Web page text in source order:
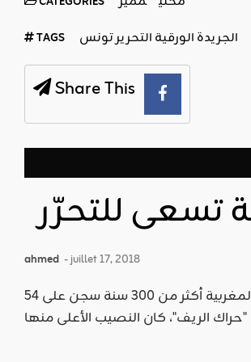
TAGS الجريدة الورقية التحرير تونس
Share This
تسعى للتحرّر
ahmed - juillet 17, 2018
قبل أقل من أسبوعين وزّعت إحدى محاكم الاستئناف المغربية أكثر من 300 سنة سجن على 54